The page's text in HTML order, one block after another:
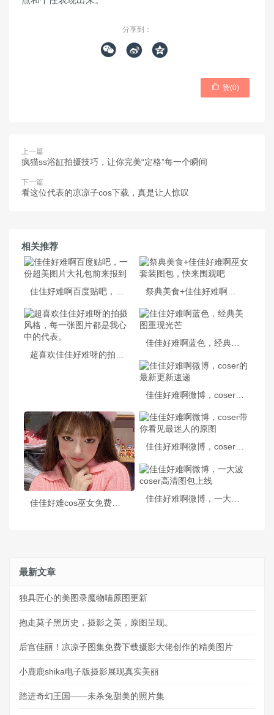
分享到：
  
 赞(0)
上一篇
疯猫ss浴缸拍摄技巧，让你完美“定格”每一个瞬间
下一篇
看这位代表的凉凉子cos下载，真是让人惊叹
相关推荐
祭典美食+佳佳好难啊巫女套装图包，快来围观吧
超喜欢佳佳好难呀的拍摄风格，每一张图片都是我心中的代表。
佳佳好难啊蓝色，经典美图重现光芒
佳佳好难啊微博，coser的最新更新速递
佳佳好难cos巫女免费，玩家cos技巧分享
佳佳好难啊微博，coser带你看见最迷人的原图
最新文章
独具匠心的美图录魔物喵原图更新
抱走莫子黑历史，摄影之美，原图呈现。
后宫佳丽！凉凉子图集免费下载摄影大佬创作的精美图片
小鹿鹿shika电子版摄影展现真实美丽
踏进奇幻王国——未杀兔甜美的照片集